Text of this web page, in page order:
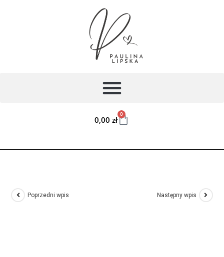
0,00 zł
0
Poprzedni wpis Następny wpis